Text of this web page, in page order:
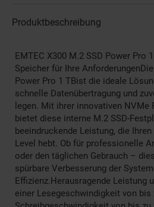
Produktbeschreibung
EMTEC X300 M.2 SSD Power Pro
Speicher für Ihre
Power Pro 1 TBist die ideale
schnelle Datenübertragung und
legen. Mit ihrer innovativen NVMe
bietet diese interne M.2 SSD-
beeindruckende Leistung, die
Level hebt. Ob für professionelle
oder den täglichen Gebrauch –
spürbare Verbesserung der
Effizienz.Herausragende Leistung
einer Lesegeschwindigkeit von bis